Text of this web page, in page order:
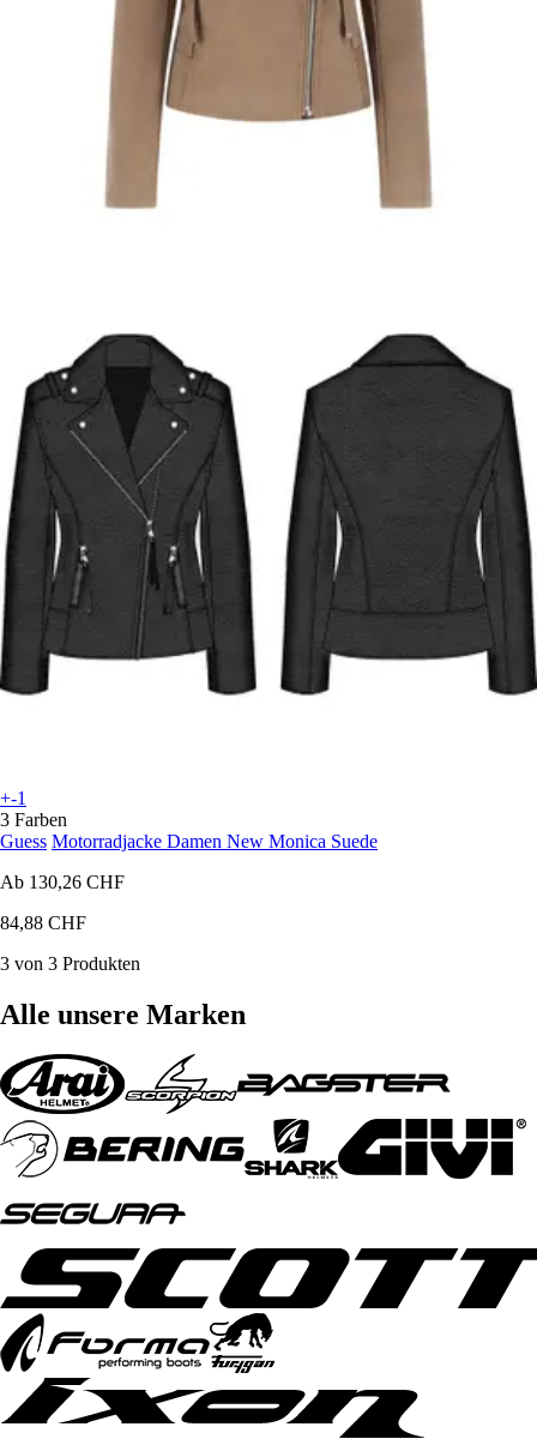
+-1
3 Farben
Guess Motorradjacke Damen New Monica Suede
Ab 130,26 CHF
84,88 CHF
3 von 3 Produkten
Alle unsere Marken